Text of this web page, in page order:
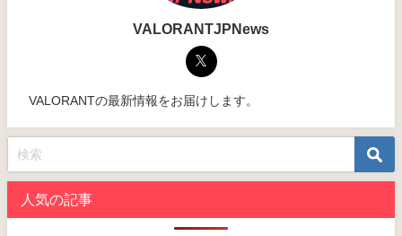
VALORANTJPNews
VALORANTの最新情報をお届けします。
人気の記事